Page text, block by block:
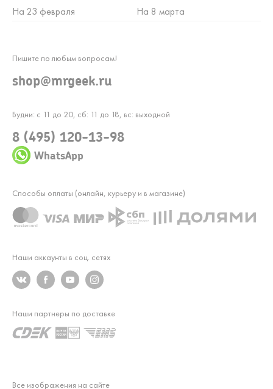
На 23 февраля
На 8 марта
Будни: с 11 до 20, сб: 11 до 18, вс: выходной
8 (495) 120-13-98
WhatsApp
Пишите по любым вопросам!
shop@mrgeek.ru
Наши аккаунты в соц. сетях
Все изображения на сайте
Способы оплаты (онлайн, курьеру и в магазине)
Наши партнеры по доставке